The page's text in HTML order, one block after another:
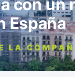
con un
España
LA